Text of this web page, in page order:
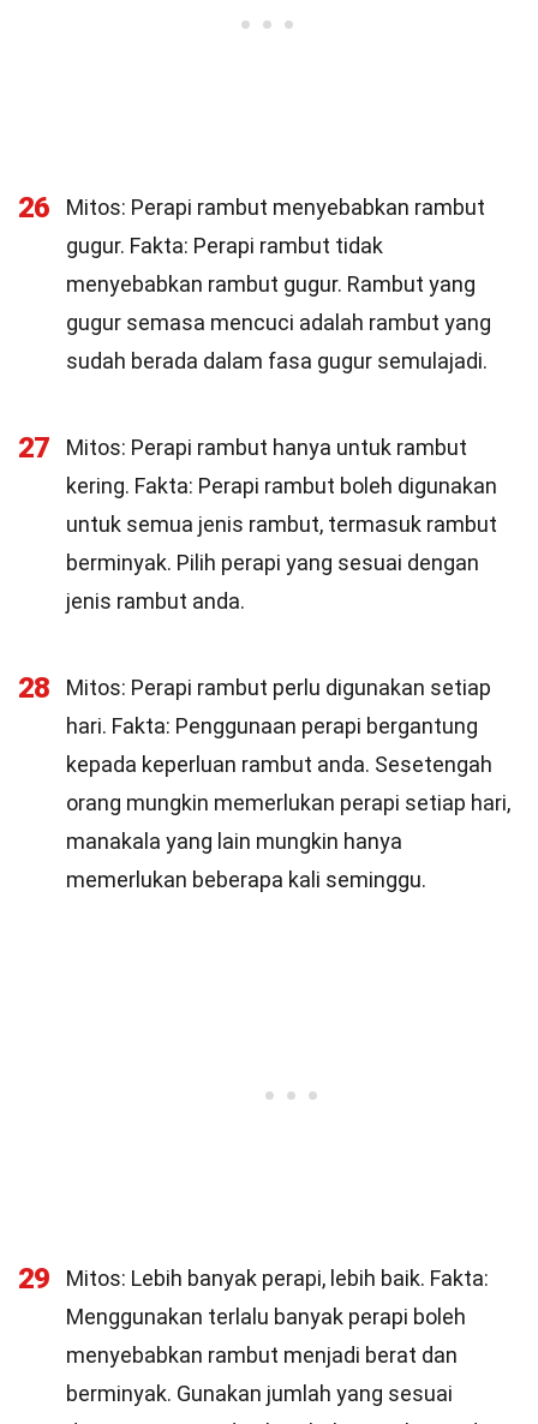
26
Mitos: Perapi rambut menyebabkan rambut
gugur. Fakta: Perapi rambut tidak
menyebabkan rambut gugur. Rambut yang
gugur semasa mencuci adalah rambut yang
sudah berada dalam fasa gugur semulajadi.
27
Mitos: Perapi rambut hanya untuk rambut
kering. Fakta: Perapi rambut boleh digunakan
untuk semua jenis rambut, termasuk rambut
berminyak. Pilih perapi yang sesuai dengan
jenis rambut anda.
28
Mitos: Perapi rambut perlu digunakan setiap
hari. Fakta: Penggunaan perapi bergantung
kepada keperluan rambut anda. Sesetengah
orang mungkin memerlukan perapi setiap hari,
manakala yang lain mungkin hanya
memerlukan beberapa kali seminggu.
29
Mitos: Lebih banyak perapi, lebih baik. Fakta:
Menggunakan terlalu banyak perapi boleh
menyebabkan rambut menjadi berat dan
berminyak. Gunakan jumlah yang sesuai